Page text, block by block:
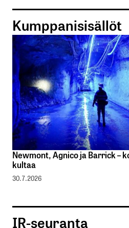
Kumppanisisällöt
Newmont, Agnico ja Barrick –
kultaa
30.7.2026
IR-seuranta